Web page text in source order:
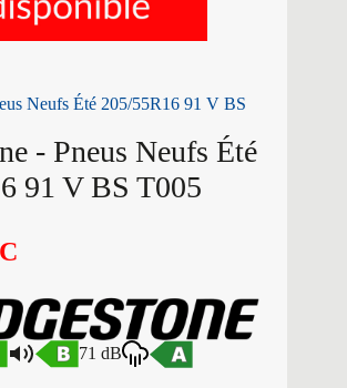
Neufs Été 205/55R16 91 V BS
- Pneus Neufs Été
91 V BS T005
71 dB